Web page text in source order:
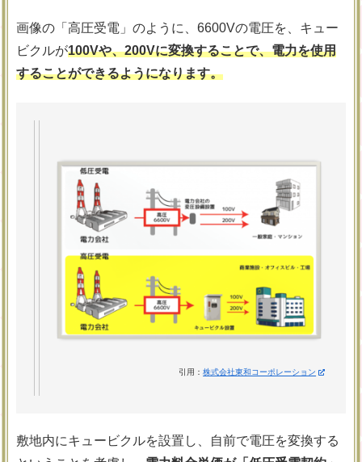
画像の「高圧受電」のように、6600Vの電圧を、キュー
ビクルが100Vや、200Vに変換することで、電力を使用
することができるようになります。
引用：株式会社東和コーポレーション
敷地内にキュービクルを設置し、自前で電圧を変換する